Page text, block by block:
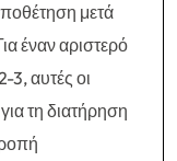
μετά
έναν αριστερό
3, αυτές οι
τη διατήρηση